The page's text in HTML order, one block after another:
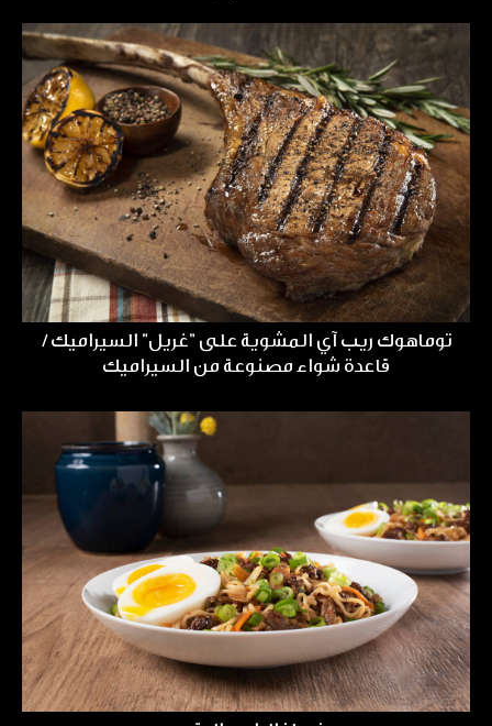
توماهوك ريب آي المشوية على "غريل" السيراميك /
قاعدة شواء مصنوعة من السيراميك